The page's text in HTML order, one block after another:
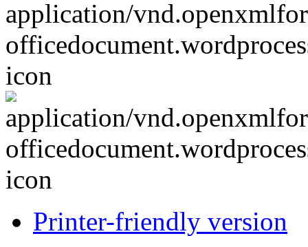
Printer-friendly version